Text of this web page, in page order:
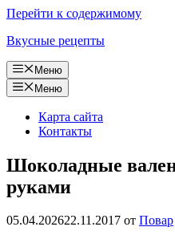
Перейти к содержимому
Вкусные рецепты
Меню
Меню
Карта сайта
Контакты
Шоколадные
руками
05.04.202622.11.2017 от Повар